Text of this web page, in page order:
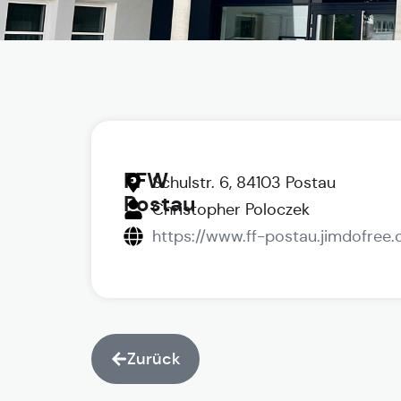
FFW
Postau
Schulstr. 6, 84103 Postau
Christopher Poloczek
https://www.ff-
Zurück